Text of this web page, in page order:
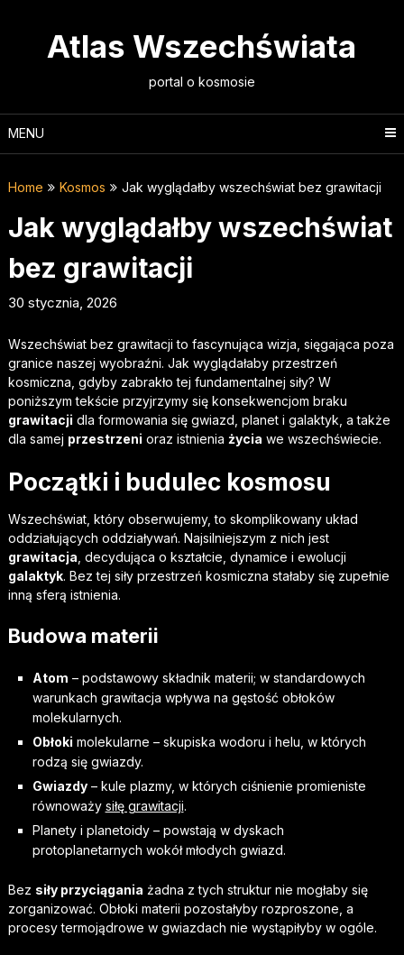
Atlas Wszechświata
portal o kosmosie
MENU
Home Kosmos Jak wyglądałby wszechświat bez grawitacji
Jak wyglądałby wszechświat
bez grawitacji
30 stycznia, 2026
Wszechświat bez grawitacji to fascynująca wizja, sięgająca poza
granice naszej wyobraźni. Jak wyglądałaby przestrzeń
kosmiczna, gdyby zabrakło tej fundamentalnej siły? W
poniższym tekście przyjrzymy się konsekwencjom braku
grawitacji dla formowania się gwiazd, planet i galaktyk, a także
dla samej przestrzeni oraz istnienia życia we wszechświecie.
Początki i budulec kosmosu
Wszechświat, który obserwujemy, to skomplikowany układ
oddziałujących oddziaływań. Najsilniejszym z nich jest
grawitacja , decydująca o kształcie dynamice i ewolucji
galaktyk. Bez tej siły przestrzeń kosmiczna stałaby się zupełnie
inną sferą istnienia.
Budowa materii
Atom – podstawowy składnik materii; w standardowych
warunkach grawitacja wpływa na gęstość obłoków
molekularnych.
Obłoki molekularne – skupiska wodoru i helu, w których
rodzą się gwiazdy.
Gwiazdy– kule plazmy, w których ciśnienie promieniste
równoważy siłę grawitacji.
Planety i planetoidy – powstają w dyskach
protoplanetarnych wokół młodych gwiazd.
Bez siły przyciągania żadna z tych struktur nie mogłaby się
zorganizować. Obłoki materii pozostałyby rozproszone, a
procesy termojądrowe w gwiazdach nie wystąpiłyby w ogóle.